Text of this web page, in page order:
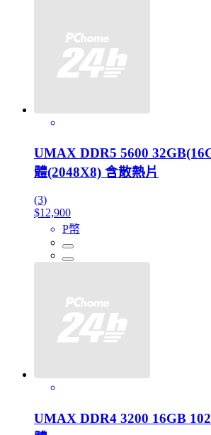
UMAX DDR5 5600
體(2048X8) 含散熱片
(3)
$12,900
P幣
UMAX DDR4 3200 16GB